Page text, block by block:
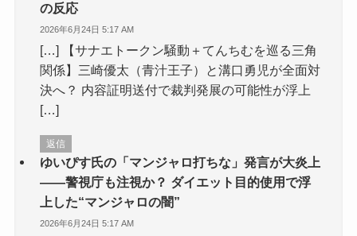
の反応
2026年6月24日 5:17 AM
[…] 【サナエトークン騒動＋てんちむを巡る三角
関係】三崎優太（青汁王子）と溝口勇児が全面対
決へ？ 内容証明送付で裁判発展の可能性が浮上
[…]
返信
ゆいぴす氏の「マンジャロ打ちな」発言が大炎上
――警視庁も注視か？ ダイエット目的使用で浮
上した“マンジャロの闇”
2026年6月24日 5:17 AM